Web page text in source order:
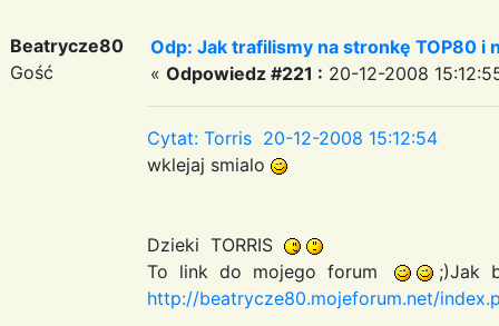
Beatrycze80
Gość
Odp: Jak trafilismy na stronkę TOP80 i
« Odpowiedz #221 : 20-12-2008
Cytat: Torris 20-12-2008 15:12:54
wklejaj smialo
Dzieki TORRIS
To link do mojego forum
;)Jak
http://beatrycze80.mojeforum.net/